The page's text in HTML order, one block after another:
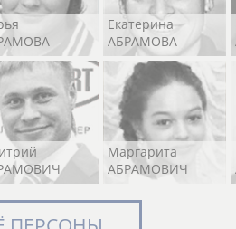
Екатерина
АБРАМОВА
Маргарита
АБРАМОВИЧ